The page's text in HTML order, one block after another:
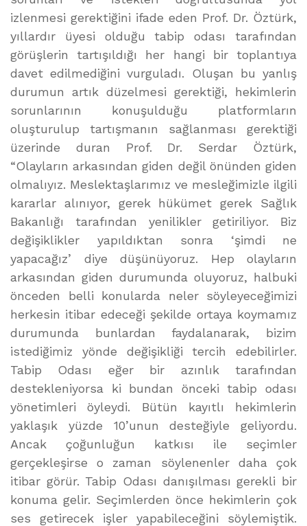
izlenmesi gerektiğini ifade eden Prof. Dr. Öztürk,
yıllardır üyesi olduğu tabip odası tarafından
görüşlerin tartışıldığı her hangi bir toplantıya
davet edilmediğini vurguladı. Oluşan bu yanlış
durumun artık düzelmesi gerektiği, hekimlerin
sorunlarının konuşulduğu platformların
oluşturulup tartışmanın sağlanması gerektiği
üzerinde duran Prof. Dr. Serdar Öztürk,
“Olayların arkasından giden değil önünden giden
olmalıyız. Meslektaşlarımız ve mesleğimizle ilgili
kararlar alınıyor, gerek hükümet gerek Sağlık
Bakanlığı tarafından yenilikler getiriliyor. Biz
değişiklikler yapıldıktan sonra ‘şimdi ne
yapacağız’ diye düşünüyoruz. Hep olayların
arkasından giden durumunda oluyoruz, halbuki
önceden belli konularda neler söyleyeceğimizi
herkesin itibar edeceği şekilde ortaya koymamız
durumunda bunlardan faydalanarak, bizim
istediğimiz yönde değişikliği tercih edebilirler.
Tabip Odası eğer bir azınlık tarafından
destekleniyorsa ki bundan önceki tabip odası
yönetimleri öyleydi. Bütün kayıtlı hekimlerin
yaklaşık yüzde 10’unun desteğiyle geliyordu.
Ancak çoğunluğun katkısı ile seçimler
gerçekleşirse o zaman söylenenler daha çok
itibar görür. Tabip Odası danışılması gerekli bir
konuma gelir. Seçimlerden önce hekimlerin çok
ses getirecek işler yapabileceğini söylemiştik.